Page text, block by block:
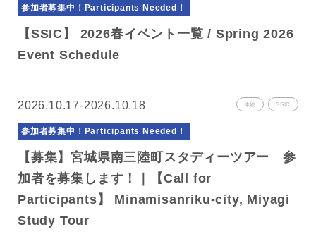
【SSIC】 2026春イベント一覧 / Spring 2026
Event Schedule
参加者募集中！ Participants Needed！
2026.10.17-2026.10.18 体験 SSIC
【募集】宮城県南三陸町スタディーツアー 参
加者を募集します！｜【Call for
Participants】 Minamisanriku-city, Miyagi
Study Tour
参加者募集中！ Participants Needed！